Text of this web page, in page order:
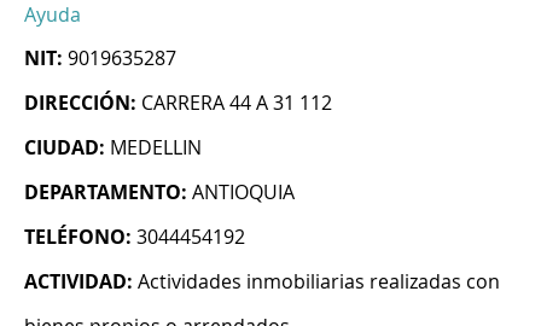
Ayuda
NIT: 9019635287
DIRECCIÓN: CARRERA 44 A 31 112
CIUDAD: MEDELLIN
DEPARTAMENTO: ANTIOQUIA
TELÉFONO: 3044454192
ACTIVIDAD: Actividades inmobiliarias realizadas con